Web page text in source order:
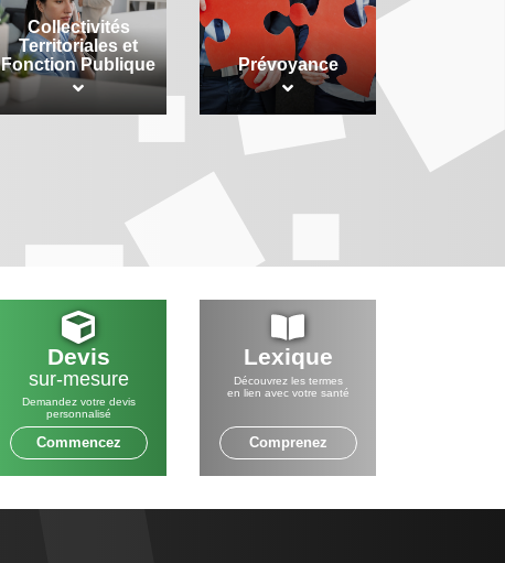
Collectivités
Territoriales et
Fonction Publique
Prévoyance
Devis
sur-mesure
Demandez votre devis
personnalisé
Commencez
Lexique
Découvrez les termes
en lien avec votre santé
Comprenez